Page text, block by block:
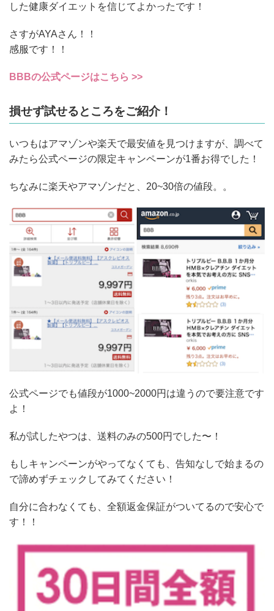
した健康ダイエットを信じてよかったです！
さすがAYAさん！！
感服です！！
BBBの公式ページはこちら >>
損せず試せるところをご紹介！
いつもはアマゾンや楽天で最安値を見つけますが、調べて
みたら公式ページの限定キャンペーンが1番お得でした！
ちなみに楽天やアマゾンだと、20~30倍の値段。。
公式ページでも値段が1000~2000円は違うので要注意です
よ！
私が試したやつは、送料のみの500円でした〜！
もしキャンペーンがやってなくても、告知なしで始まるの
で諦めずチェックしてみてください！
自分に合わなくても、全額返金保証がついてるので安心で
す！！